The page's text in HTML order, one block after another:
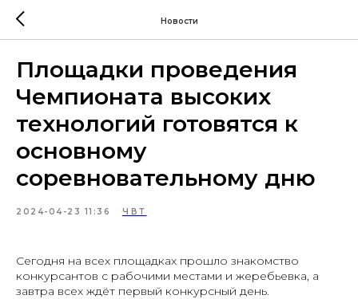
Новости
Площадки проведения
Чемпионата высоких
технологий готовятся к
основному
соревновательному дню
2024-04-23 11:36 ЧВТ
Сегодня на всех площадках прошло знакомство
конкурсантов с рабочими местами и жеребьевка, а
завтра всех ждёт первый конкурсный день.